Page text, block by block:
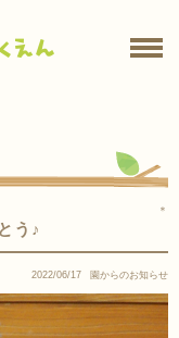
＊
う♪
2022/06/17 園からのお知らせ